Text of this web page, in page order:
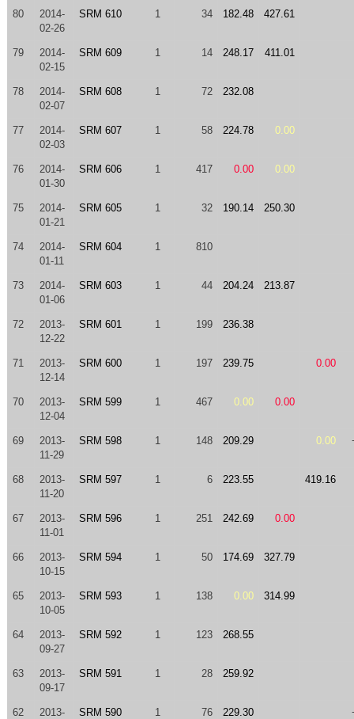
80
2014-
02-26
SRM 610 1 34 182.48 427.61
79
2014-
02-15
SRM 609 1 14 248.17 411.01
78
2014-
02-07
SRM 608 1 72 232.08
77
2014-
02-03
SRM 607 1 58 224.78 0.00
76
2014-
01-30
SRM 606 1 417 0.00 0.00
75
2014-
01-21
SRM 605 1 32 190.14 250.30
74
2014-
01-11
SRM 604 1 810
73
2014-
01-06
SRM 603 1 44 204.24 213.87
72
2013-
12-22
SRM 601 1 199 236.38
71
2013-
12-14
SRM 600 1 197 239.75 0.00
70
2013-
12-04
SRM 599 1 467 0.00 0.00
69
2013-
11-29
SRM 598 1 148 209.29 0.00
68
2013-
11-20
SRM 597 1 6 223.55 419.16
67
2013-
11-01
SRM 596 1 251 242.69 0.00
66
2013-
10-15
SRM 594 1 50 174.69 327.79
65
2013-
10-05
SRM 593 1 138 0.00 314.99
64
2013-
09-27
SRM 592 1 123 268.55
63
2013-
09-17
SRM 591 1 28 259.92
62
2013-
SRM 590 1 76 229.30